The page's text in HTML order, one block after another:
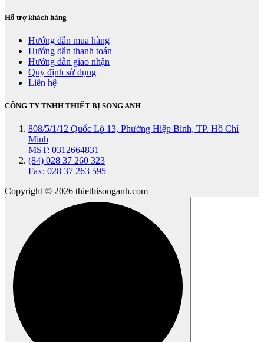
Hỗ trợ khách hàng
Hướng dẫn mua hàng
Hướng dẫn thanh toán
Hướng dẫn giao nhận
Quy định sử dụng
Liên hệ
CÔNG TY TNHH THIẾT BỊ SONG ANH
808/5/1/12 Quốc Lộ 13, Phường Hiệp Bình, TP. Hồ Chí
Minh
MST: 0312664831
(84) 028 37 260 323
Fax: 028 37 263 595
Copyright © 2026 thietbisonganh.com